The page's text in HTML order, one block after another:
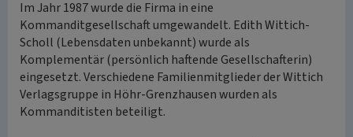
Im Jahr 1987 wurde die Firma in eine
Kommanditgesellschaft umgewandelt. Edith Wittich-
Scholl (Lebensdaten unbekannt) wurde als
Komplementär (persönlich haftende Gesellschafterin)
eingesetzt. Verschiedene Familienmitglieder der Wittich
Verlagsgruppe in Höhr-Grenzhausen wurden als
Kommanditisten beteiligt.